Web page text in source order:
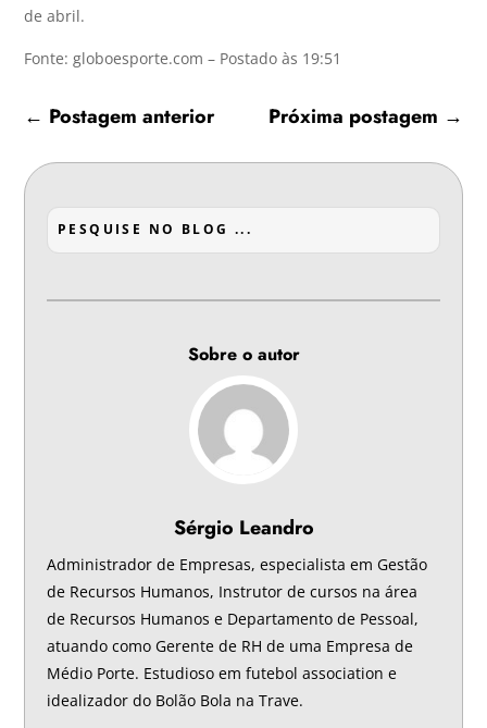
de abril.
Fonte: globoesporte.com – Postado às 19:51
← Postagem anterior Próxima postagem →
Sobre o autor
Sérgio Leandro
Administrador de Empresas, especialista em Gestão
de Recursos Humanos, Instrutor de cursos na área
de Recursos Humanos e Departamento de Pessoal,
atuando como Gerente de RH de uma Empresa de
Médio Porte. Estudioso em futebol association e
idealizador do Bolão Bola na Trave.